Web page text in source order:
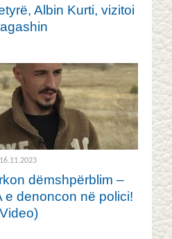
Albin Kurti, vizitoi
16.11.2023
dëmshpërblim –
e denoncon në polici!